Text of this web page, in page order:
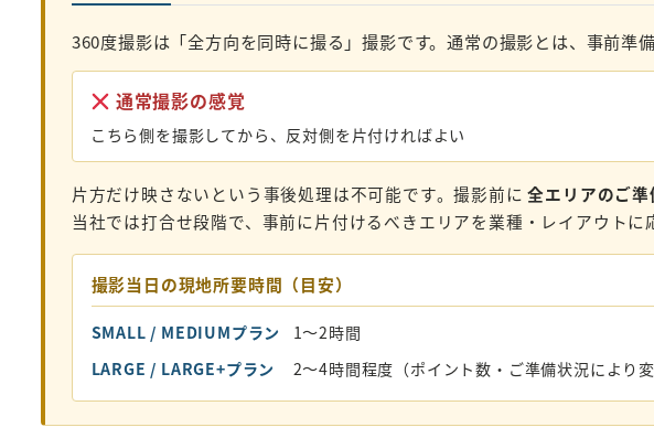
360度撮影は「全方向を同時に撮る」撮影です。通常の撮影とは、事前準
通常撮影の感覚
こちら側を撮影してから、反対側を片付ければよい
片方だけ映さないという事後処理は不可能です。撮影前に全エリアのご準
当社では打合せ段階で、事前に片付けるべきエリアを業種・レイアウトに
撮影当日の現地所要時間（目安）
SMALL / MEDIUMプラン
1〜2時間
LARGE / LARGE+プラン
2〜4時間程度（ポイント数・ご準備状況により変